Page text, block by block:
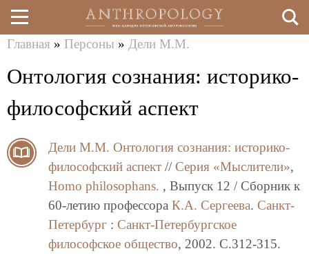
Перейти
к
основному
здесь
Главная » Персоны » Дели М.М.
Онтология сознания: историко-
философский аспект
Дели М.М. Онтология сознания: историко-
философский аспект // Серия «Мыслители»,
Homo philosophans. , Выпуск 12 / Сборник к
60-летию профессора К.А. Сергеева. Санкт-
Петербург : Санкт-Петербургское
философское общество, 2002. C.312-315.